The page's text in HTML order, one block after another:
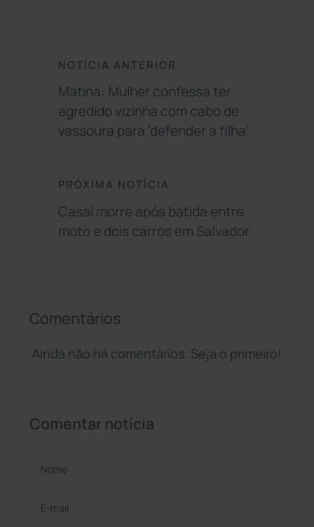
NOTÍCIA ANTERIOR
Matina: Mulher confessa ter
agredido vizinha com cabo de
vassoura para 'defender a filha'
PRÓXIMA NOTÍCIA
Casal morre após batida entre
moto e dois carros em Salvador
Comentários
Ainda não há comentários. Seja o primeiro!
Comentar notícia